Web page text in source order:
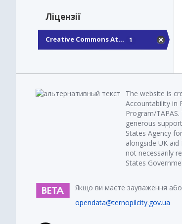
Ліцензії
Creative Commons At... 1
The website is
Accountability in
Program/
generous
States Agency
alongside UK
not necessarily
States
Якщо ви маєте зауваження або
opendata@ternopilcity.gov.ua